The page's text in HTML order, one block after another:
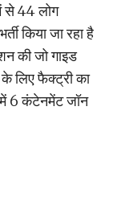
से 44 लोग
किया जा रहा है
की जो गाइड
लिए फैक्ट्री का
में 6 कंटेनमेंट जॉन